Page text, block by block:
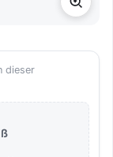
dieser